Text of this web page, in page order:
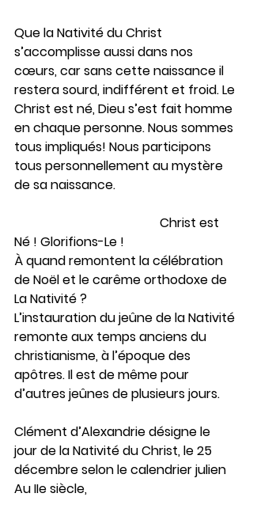
Que la Nativité du Christ
s’accomplisse aussi dans nos
cœurs, car sans cette naissance il
restera sourd, indifférent et froid. Le
Christ est né, Dieu s’est fait homme
en chaque personne. Nous sommes
tous impliqués! Nous participons
tous personnellement au mystère
de sa naissance.
Né ! Glorifions-Le !
À quand remontent la célébration
de Noël et le carême orthodoxe de
La Nativité ?
L’instauration du jeûne de la Nativité
remonte aux temps anciens du
christianisme, à l’époque des
apôtres. Il est de même pour
d’autres jeûnes de plusieurs jours.
Clément d’Alexandrie désigne le
jour de la Nativité du Christ, le 25
décembre selon le calendrier julien
Au IIe siècle,